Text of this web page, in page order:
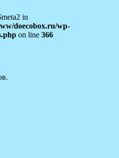
in
doecobox.ru/wp-
on line 366